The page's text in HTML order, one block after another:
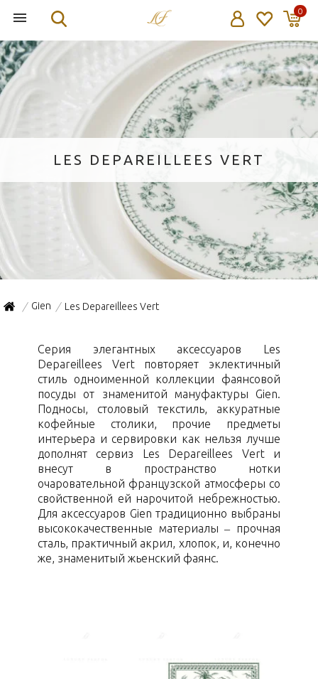
0
LES DEPAREILLEES VERT
/ Gien / Les Depareillees Vert
Серия элегантных аксессуаров Les
Depareillees Vert повторяет эклектичный
стиль одноименной коллекции фаянсовой
посуды от знаменитой мануфактуры Gien.
Подносы, столовый текстиль, аккуратные
кофейные столики, прочие предметы
интерьера и сервировки как нельзя лучше
дополнят сервиз Les Depareillees Vert и
внесут в пространство нотки
очаровательной французской атмосферы со
свойственной ей нарочитой небрежностью.
Для аксессуаров Gien традиционно выбраны
высококачественные материалы – прочная
сталь, практичный акрил, хлопок, и, конечно
же, знаменитый жьенский фаянс.